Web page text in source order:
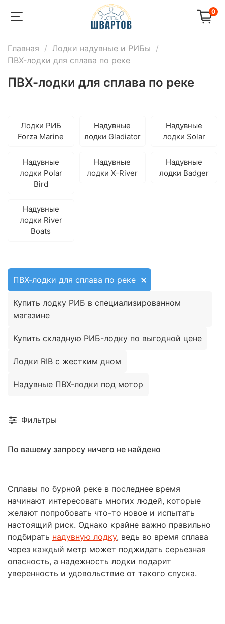
0
Главная
Лодки надувные и РИБы
ПВХ-лодки для сплава по реке
ПВХ-лодки для сплава по реке
Лодки РИБ
Forza Marine
Надувные
лодки Gladiator
Надувные
лодки Solar
Надувные
лодки Polar
Bird
Надувные
лодки X-River
Надувные
лодки Badger
Надувные
лодки River
Boats
ПВХ-лодки для сплава по реке
Купить лодку РИБ в специализированном
магазине
Купить складную РИБ-лодку по выгодной цене
Лодки RIB с жестким дном
Надувные ПВХ-лодки под мотор
Фильтры
По вашему запросу ничего не найдено
Сплавы по бурной реке в последнее время
начинают интересовать многих людей, которые
желают попробовать что-то новое и испытать
настоящий риск. Однако крайне важно правильно
подбирать надувную лодку, ведь во время сплава
через каждый метр может поджидать серьезная
опасность, а надежность лодки подарит
уверенность и удовольствие от такого спуска.